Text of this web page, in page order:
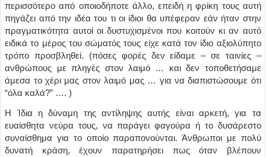
περισσότερο από οποιοδήποτε άλλο, επειδή η φρίκη τους αυτή
πηγάζει από την ιδέα του τι οι ίδιοι θα υπέφεραν εάν ήταν στην
πραγματικότητα αυτοί οι δυστυχισμένοι που κοιτούν κι αν αυτό
ειδικά το μέρος του σώματός τους είχε κατά τον ίδιο αξιολύπητο
τρόπο προσβληθεί. (πόσες φορές δεν είδαμε – σε ταινίες –
ανθρώπους με πληγές στον λαιμό … και δεν τοποθετήσαμε
άμεσα το χέρι μας στον λαιμό μας … για να διαπιστώσουμε ότι
“όλα καλά?” …. )
Η Ίδια η δύναμη της αντίληψης αυτής είναι αρκετή, για τα
ευαίσθητα νεύρα τους, να παράγει φαγούρα ή το δυσάρεστο
συναίσθημα για το οποίο παραπονούνται. Άνθρωποι με πολύ
δυνατή κράση, έχουν παρατηρήσει πως όταν βλέπουν